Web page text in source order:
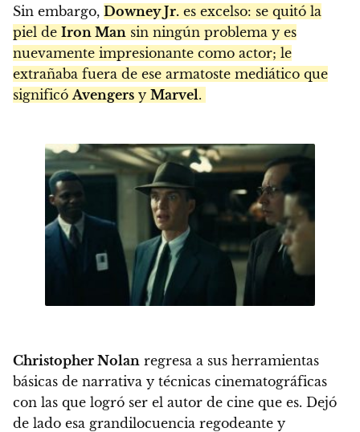
Sin embargo, Downey Jr. es excelso: se quitó la
piel de Iron Man sin ningún problema y es
nuevamente impresionante como actor; le
extrañaba fuera de ese armatoste mediático que
significóAvengers y Marvel.
Christopher Nolan regresa a sus herramientas
básicas de narrativa y técnicas cinematográficas
con las que logró ser el autor de cine que es. Dejó
de lado esa grandilocuencia regodeante y